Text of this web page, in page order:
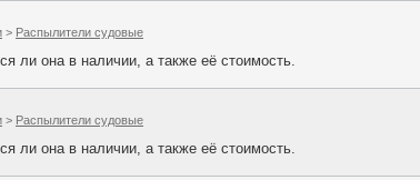
> Распылители судовые
ли она в наличии, а также её стоимость.
> Распылители судовые
ли она в наличии, а также её стоимость.